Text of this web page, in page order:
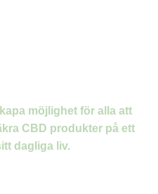
möjlighet för alla att
CBD produkter på ett
dagliga liv.